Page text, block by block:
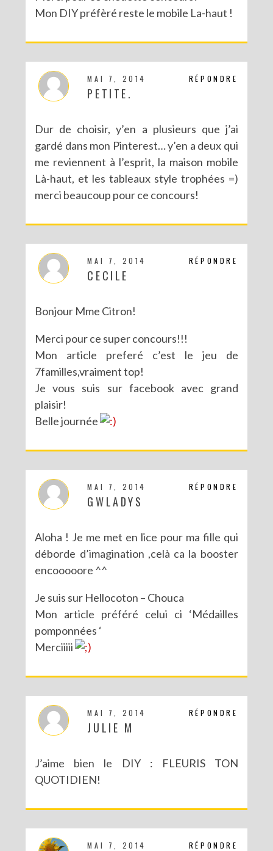
Mon DIY préfèré reste le mobile La-haut !
RÉPONDRE
MAI 7, 2014
PETITE.
Dur de choisir, y’en a plusieurs que j’ai
gardé dans mon Pinterest… y’en a deux qui
me reviennent à l’esprit, la maison mobile
Là-haut, et les tableaux style trophées =)
merci beaucoup pour ce concours!
RÉPONDRE
MAI 7, 2014
CECILE
Bonjour Mme Citron!
Merci pour ce super concours!!!
Mon article preferé c’est le jeu de
7familles,vraiment top!
Je vous suis sur facebook avec grand
plaisir!
Belle journée
RÉPONDRE
MAI 7, 2014
GWLADYS
Aloha ! Je me met en lice pour ma fille qui
déborde d’imagination ,celà ca la booster
encooooore ^^
Je suis sur Hellocoton – Chouca
Mon article préféré celui ci ‘Médailles
pomponnées ‘
Merciiiii
RÉPONDRE
MAI 7, 2014
JULIE M
J’aime bien le DIY : FLEURIS TON
QUOTIDIEN!
RÉPONDRE
MAI 7, 2014